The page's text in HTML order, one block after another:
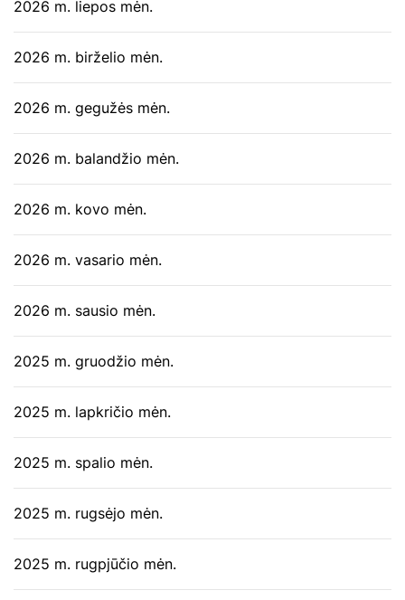
2026 m. liepos mėn.
2026 m. birželio mėn.
2026 m. gegužės mėn.
2026 m. balandžio mėn.
2026 m. kovo mėn.
2026 m. vasario mėn.
2026 m. sausio mėn.
2025 m. gruodžio mėn.
2025 m. lapkričio mėn.
2025 m. spalio mėn.
2025 m. rugsėjo mėn.
2025 m. rugpjūčio mėn.